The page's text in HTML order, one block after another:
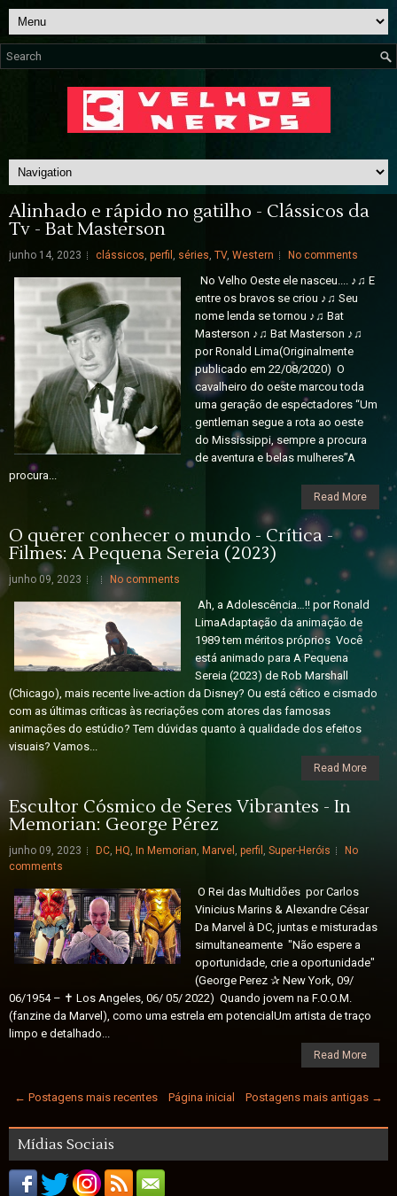
Alinhado e rápido no gatilho - Clássicos da
Tv - Bat Masterson
junho 14, 2023 clássicos, perfil , séries, TV, Western No comments
No Velho Oeste ele nasceu.... ♪♫ E
entre os bravos se criou ♪♫ Seu
nome lenda se tornou ♪♫ Bat
Masterson ♪♫ Bat Masterson ♪♫
por Ronald Lima(Originalmente
publicado em 22/08/2020) O
cavalheiro do oeste marcou toda
uma geração de espectadores “Um
gentleman segue a rota ao oeste
do Mississippi, sempre a procura
de aventura e belas mulheres”A
procura...
Read More
O querer conhecer o mundo - Crítica -
Filmes: A Pequena Sereia (2023)
junho 09, 2023 No comments
Ah, a Adolescência…!! por Ronald
LimaAdaptação da animação de
1989 tem méritos próprios Você
está animado para A Pequena
Sereia (2023) de Rob Marshall
(Chicago), mais recente live-action da Disney? Ou está cético e cismado
com as últimas críticas às recriações com atores das famosas
animações do estúdio? Tem dúvidas quanto à qualidade dos efeitos
visuais? Vamos...
Read More
Escultor Cósmico de Seres Vibrantes - In
Memorian: George Pérez
junho 09, 2023 DC, HQ, In Memorian, Marvel , perfil , Super-Heróis
No
comments
O Rei das Multidões por Carlos
Vinicius Marins & Alexandre César
Da Marvel à DC, juntas e misturadas
simultaneamente "Não espere a
oportunidade, crie a oportunidade"
(George Perez ✰ New York, 09/
06/1954 – ✝ Los Angeles, 06/ 05/ 2022) Quando jovem na F.O.O.M.
(fanzine da Marvel), como uma estrela em potencialUm artista de traço
limpo e detalhado...
Read More
← Postagens mais recentes Postagens mais antigas →
Página inicial
Mídias Sociais